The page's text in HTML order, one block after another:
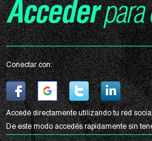
Accederpara
Conectar con:
Accedé directamente utilizando tu red
De este modo accedés rapidamente sin